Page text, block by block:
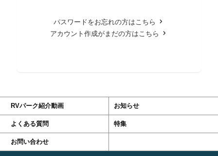
パスワードをお忘れの方はこちら
アカウント作成がまだの方はこちら
RVパーク紹介動画 お知らせ
よくある質問 特集
お問い合わせ